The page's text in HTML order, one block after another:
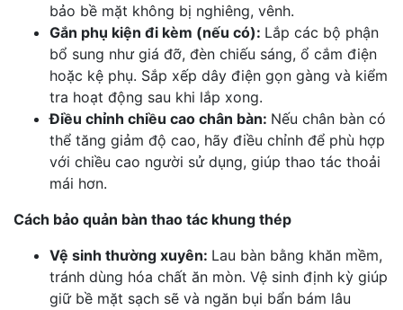
bảo bề mặt không bị nghiêng, vênh.
Gắn phụ kiện đi kèm (nếu có): Lắp các bộ phận
bổ sung như giá đỡ, đèn chiếu sáng, ổ cắm điện
hoặc kệ phụ. Sắp xếp dây điện gọn gàng và kiểm
tra hoạt động sau khi lắp xong.
Điều chỉnh chiều cao chân bàn: Nếu chân bàn có
thể tăng giảm độ cao, hãy điều chỉnh để phù hợp
với chiều cao người sử dụng, giúp thao tác thoải
mái hơn.
Cách bảo quản bàn thao tác khung thép
Vệ sinh thường xuyên: Lau bàn bằng khăn mềm,
tránh dùng hóa chất ăn mòn. Vệ sinh định kỳ giúp
giữ bề mặt sạch sẽ và ngăn bụi bẩn bám lâu